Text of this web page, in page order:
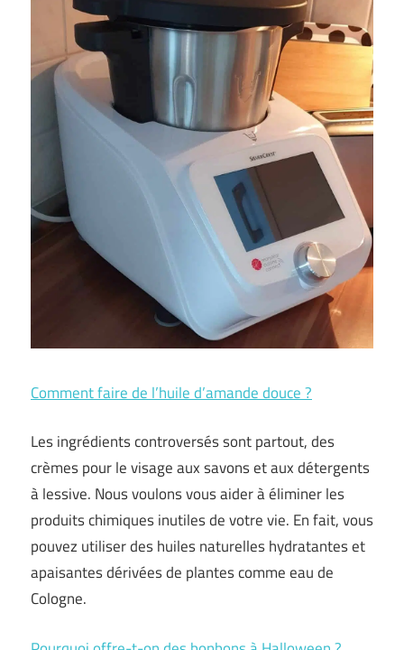
Comment faire de l’huile d’amande douce ?
Les ingrédients controversés sont partout, des
crèmes pour le visage aux savons et aux détergents
à lessive. Nous voulons vous aider à éliminer les
produits chimiques inutiles de votre vie. En fait, vous
pouvez utiliser des huiles naturelles hydratantes et
apaisantes dérivées de plantes comme eau de
Cologne.